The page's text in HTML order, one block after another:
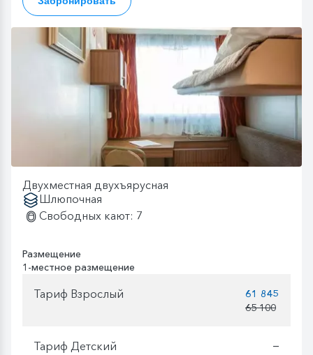
Двухместная двухъярусная
Шлюпочная
Свободных кают: 7
Размещение
1-местное размещение
Тариф Взрослый
61 845
65 100
Тариф Детский —